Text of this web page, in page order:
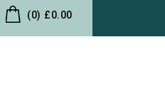
(0) £0.00